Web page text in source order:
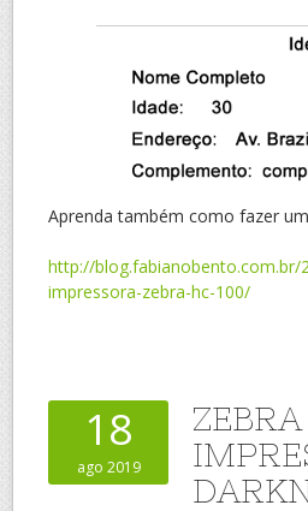
Aprenda também como fazer
http://
impressora-zebra-hc-100/
18
ago 2019